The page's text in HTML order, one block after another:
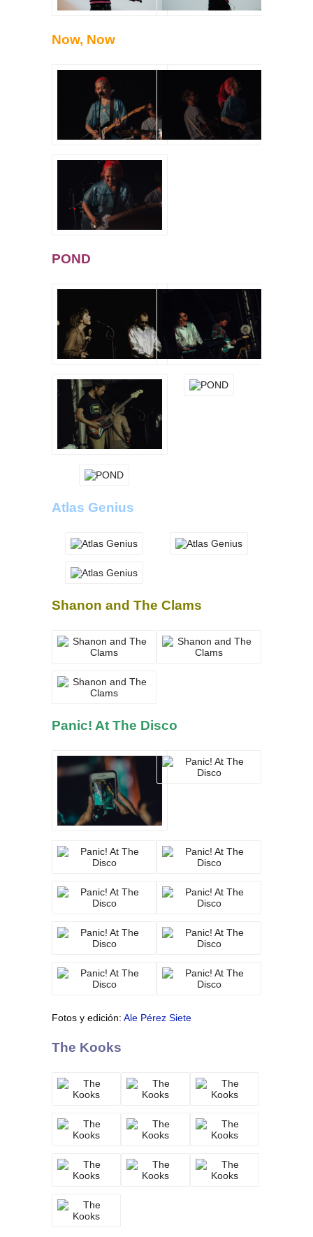
Now, Now
POND
Atlas Genius
Shanon and The Clams
Panic! At The Disco
Fotos y edición: Ale Pérez Siete
The Kooks